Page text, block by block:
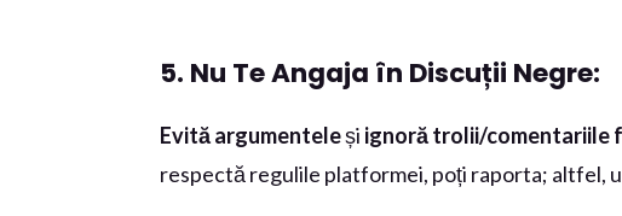
5. Nu Te Angaja în Discuții Negre:
Evită argumenteleși ignoră trolii/comentariile
respectă regulile platformei, poți raporta; altfel,